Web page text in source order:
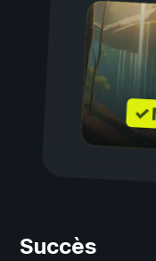
✓
Succès